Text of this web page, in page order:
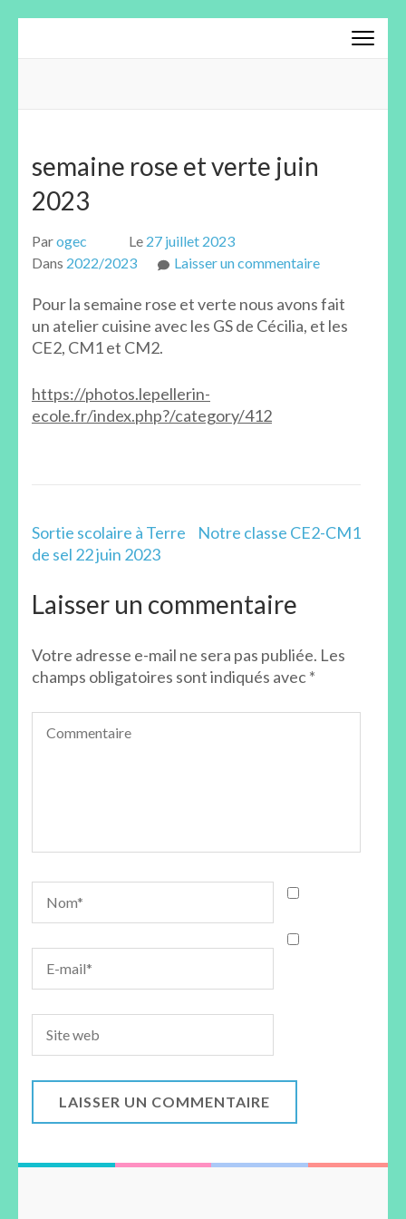
semaine rose et verte juin
2023
Parogec Le 27 juillet 2023
Dans 2022/2023 Laisser un commentairesur
rose
et
Pour la semaine rose et verte nous avons fait
un atelier cuisine avec les GS de Cécilia, et les
CE2, CM1 et CM2.
https://photos.lepellerin-
ecole.fr/index.php?/category/412
Navigation
de
Sortie scolaire à Terre
de sel 22 juin 2023
Notre classe CE2-CM1
Laisser un commentaire
Votre adresse e-mail ne sera pas publiée. Les
champs obligatoires sont indiqués avec*